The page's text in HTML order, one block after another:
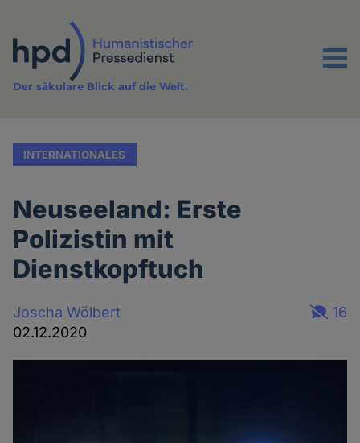
Inhalt
Menu
Der säkulare Blick auf die Welt.
INTERNATIONALES
Neuseeland: Erste
Polizistin mit
Dienstkopftuch
Joscha Wölbert
02.12.2020
16